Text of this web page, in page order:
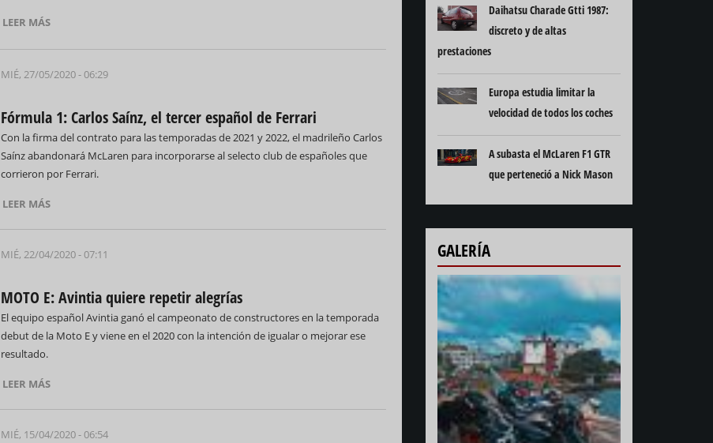
LEER MÁS
MIÉ, 27/05/2020 - 06:29
Fórmula 1: Carlos Saínz, el tercer español de Ferrari
Con la firma del contrato para las temporadas de 2021 y 2022, el madrileño Carlos
Saínz abandonará McLaren para incorporarse al selecto club de españoles que
corrieron por Ferrari.
LEER MÁS
MIÉ, 22/04/2020 - 07:11
MOTO E: Avintia quiere repetir alegrías
El equipo español Avintia ganó el campeonato de constructores en la temporada
debut de la Moto E y viene en el 2020 con la intención de igualar o mejorar ese
resultado.
LEER MÁS
MIÉ, 15/04/2020 - 06:54
Daihatsu Charade Gtti 1987:
discreto y de altas
prestaciones
Europa estudia limitar la
velocidad de todos los coches
A subasta el McLaren F1 GTR
que perteneció a Nick Mason
GALERÍA